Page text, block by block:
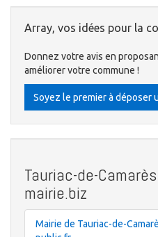
Array, vos idées pour la
Donnez votre avis en
améliorer votre commune !
Soyez le premier à déposer
Tauriac-de-
mairie.biz
Mairie de Tauriac-de-